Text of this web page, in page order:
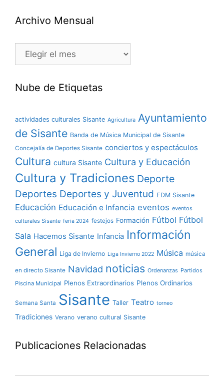
Archivo Mensual
Nube de Etiquetas
actividades culturales Sisante Agricultura Ayuntamiento
de Sisante Banda de Música Municipal de Sisante
Concejalía de Deportes Sisante conciertos y espectáculos
Cultura cultura Sisante Cultura y Educación
Cultura y Tradiciones Deporte
Deportes Deportes y Juventud EDM Sisante
Educación Educación e Infancia eventos eventos
culturales Sisante feria 2024 festejos Formación Fútbol Fútbol
Sala Hacemos Sisante Infancia Información
General Liga de Invierno Liga Invierno 2022 Música música
en directo Sisante Navidad noticias Ordenanzas Partidos
Piscina Municipal Plenos Extraordinarios Plenos Ordinarios
Semana Santa Sisante Taller Teatro torneo
Tradiciones Verano verano cultural Sisante
Publicaciones Relacionadas